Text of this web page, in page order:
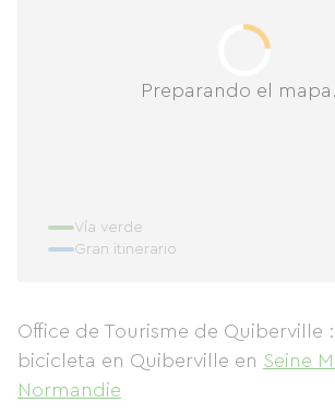
Preparando el
Vía verde
Gran itinerario
Office de Tourisme de Quiberville
bicicleta en Quiberville en Seine
Normandie